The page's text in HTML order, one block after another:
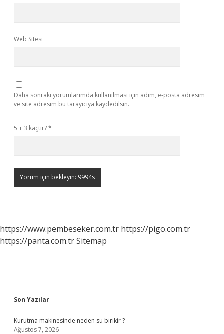
Web Sitesi
Daha sonraki yorumlarımda kullanılması için adım, e-posta adresim
ve site adresim bu tarayıcıya kaydedilsin.
5 + 3 kaçtır?*
https://www.pembeseker.com.tr https://pigo.com.tr
https://panta.com.trSitemap
Sidebar
Son Yazılar
Kurutma makinesinde neden su birikir ?
Ağustos 7, 2026